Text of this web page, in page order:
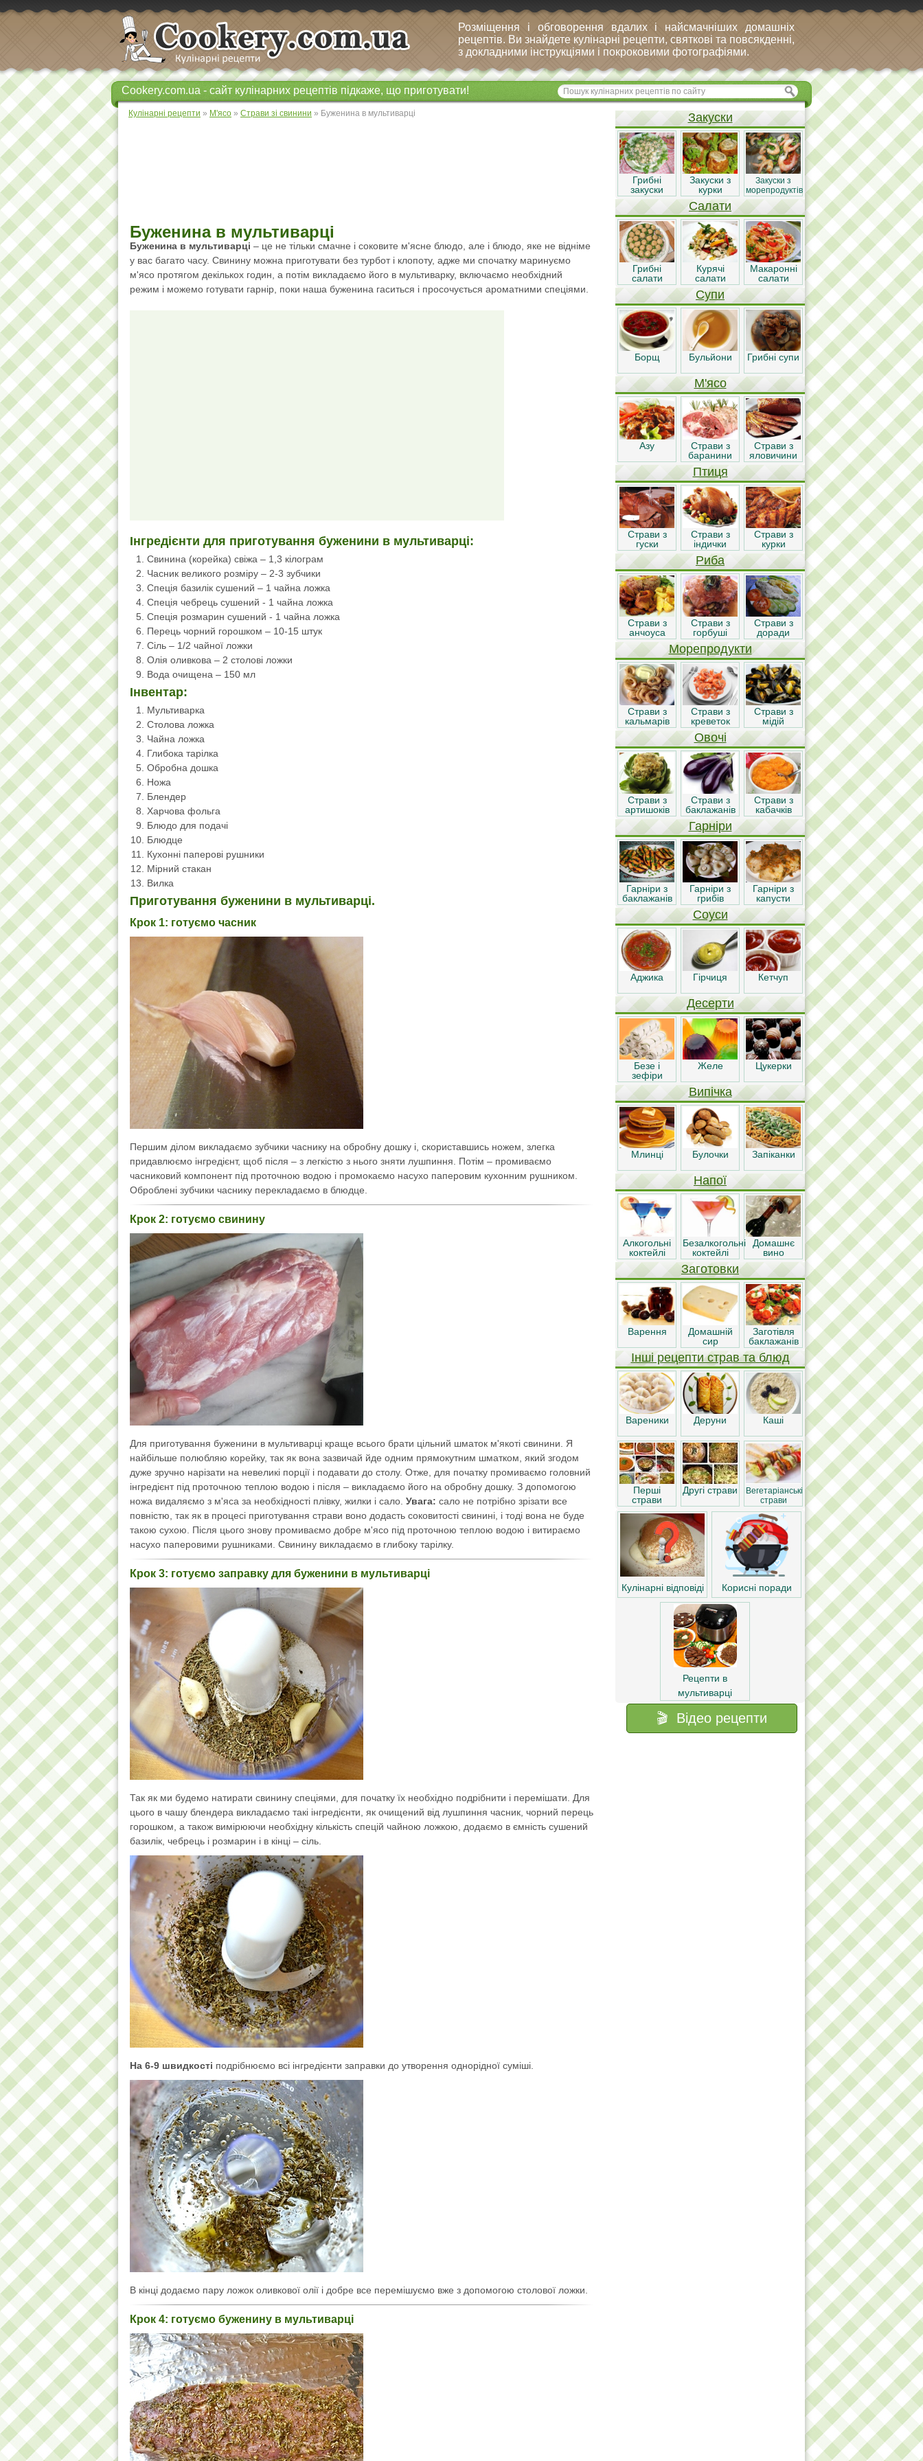
Розміщення і обговорення вдалих і найсмачніших домашніх
рецептів. Ви знайдете кулінарні рецепти, святкові та повсякденні,
з докладними інструкціями і покроковими фотографіями.
Cookery.com.ua - сайт кулінарних рецептів підкаже, що приготувати!
Кулінарні рецепти » М'ясо » Страви зі свинини » Буженина в мультиварці
Буженина в мультиварці
Буженина в мультиварці – це не тільки смачне і соковите м'ясне блюдо, але і блюдо, яке не відніме
у вас багато часу. Свинину можна приготувати без турбот і клопоту, адже ми спочатку маринуємо
м'ясо протягом декількох годин, а потім викладаємо його в мультиварку, включаємо необхідний
режим і можемо готувати гарнір, поки наша буженина гаситься і просочується ароматними спеціями.
Інгредієнти для приготування буженини в мультиварці:
Свинина (корейка) свіжа – 1,3 кілограм
Часник великого розміру – 2-3 зубчики
Спеція базилік сушений – 1 чайна ложка
Спеція чебрець сушений - 1 чайна ложка
Спеція розмарин сушений - 1 чайна ложка
Перець чорний горошком – 10-15 штук
Сіль – 1/2 чайної ложки
Олія оливкова – 2 столові ложки
Вода очищена – 150 мл
Інвентар:
Мультиварка
Столова ложка
Чайна ложка
Глибока тарілка
Обробна дошка
Ножа
Блендер
Харчова фольга
Блюдо для подачі
Блюдце
Кухонні паперові рушники
Мірний стакан
Вилка
Приготування буженини в мультиварці.
Крок 1: готуємо часник
Першим ділом викладаємо зубчики часнику на обробну дошку і, скориставшись ножем, злегка
придавлюємо інгредієнт, щоб після – з легкістю з нього зняти лушпиння. Потім – промиваємо
часниковий компонент під проточною водою і промокаємо насухо паперовим кухонним рушником.
Оброблені зубчики часнику перекладаємо в блюдце.
Крок 2: готуємо свинину
Для приготування буженини в мультиварці краще всього брати цільний шматок м'якоті свинини. Я
найбільше полюбляю корейку, так як вона зазвичай йде одним прямокутним шматком, який згодом
дуже зручно нарізати на невеликі порції і подавати до столу. Отже, для початку промиваємо головний
інгредієнт під проточною теплою водою і після – викладаємо його на обробну дошку. З допомогою
ножа видаляємо з м'яса за необхідності плівку, жилки і сало. Увага: сало не потрібно зрізати все
повністю, так як в процесі приготування страви воно додасть соковитості свинині, і тоді вона не буде
такою сухою. Після цього знову промиваємо добре м'ясо під проточною теплою водою і витираємо
насухо паперовими рушниками. Свинину викладаємо в глибоку тарілку.
Крок 3: готуємо заправку для буженини в мультиварці
Так як ми будемо натирати свинину спеціями, для початку їх необхідно подрібнити і перемішати. Для
цього в чашу блендера викладаємо такі інгредієнти, як очищений від лушпиння часник, чорний перець
горошком, а також вимірюючи необхідну кількість спецій чайною ложкою, додаємо в ємність сушений
базилік, чебрець і розмарин і в кінці – сіль.
На 6-9 швидкості подрібнюємо всі інгредієнти заправки до утворення однорідної суміші.
В кінці додаємо пару ложок оливкової олії і добре все перемішуємо вже з допомогою столової ложки.
Крок 4: готуємо буженину в мультиварці
Закуски
Грибні
закуски
Закуски з
курки
Закуски з
морепродуктів
Салати
Грибні
салати
Курячі
салати
Макаронні
салати
Супи
Борщ Бульйони Грибні супи
М'ясо
Азу
Страви з
баранини
Страви з
яловичини
Птиця
Страви з
гуски
Страви з
індички
Страви з
курки
Риба
Страви з
анчоуса
Страви з
горбуші
Страви з
доради
Морепродукти
Страви з
кальмарів
Страви з
креветок
Страви з
мідій
Овочі
Страви з
артишоків
Страви з
баклажанів
Страви з
кабачків
Гарніри
Гарніри з
баклажанів
Гарніри з
грибів
Гарніри з
капусти
Соуси
Аджика Гірчиця Кетчуп
Десерти
Безе і
зефіри
Желе Цукерки
Випічка
Млинці Булочки Запіканки
Напої
Алкогольні
коктейлі
Безалкогольні
коктейлі
Домашнє
вино
Заготовки
Варення
Домашній
сир
Заготівля
баклажанів
Інші рецепти страв та блюд
Вареники Деруни Каші
Перші
страви
Другі страви
Вегетаріанські
страви
Кулінарні відповіді Корисні поради
Рецепти в
мультиварці
🎬 Відео рецепти